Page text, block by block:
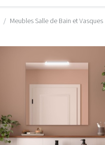
Meubles Salle de Bain et Vasques